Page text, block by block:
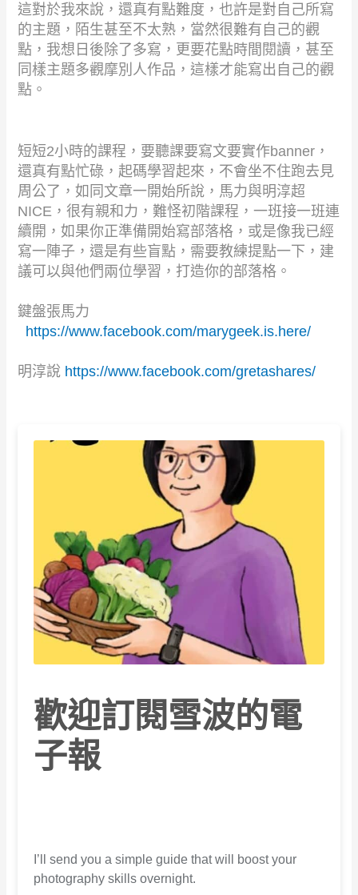
這對於我來說，還真有點難度，也許是對自己所寫
的主題，陌生甚至不太熟，當然很難有自己的觀
點，我想日後除了多寫，更要花點時間閱讀，甚至
同樣主題多觀摩別人作品，這樣才能寫出自己的觀
點。
短短2小時的課程，要聽課要寫文要實作banner ，
還真有點忙碌，起碼學習起來，不會坐不住跑去見
周公了，如同文章一開始所說，馬力與明淳超
NICE ，很有親和力，難怪初階課程，一班接一班連
續開，如果你正準備開始寫部落格，或是像我已經
寫一陣子，還是有些盲點，需要教練提點一下，建
議可以與他們兩位學習，打造你的部落格。
鍵盤張馬力
https://www.facebook.com/marygeek.is.here/
明淳說 https://www.facebook.com/gretashares/
歡迎訂閱雪波的電
子報
I’ll send you a simple guide that will boost your
photography skills overnight.